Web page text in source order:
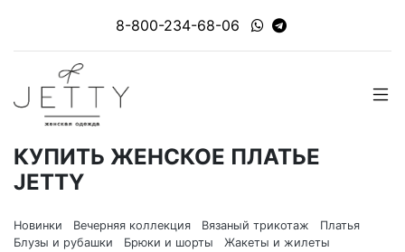
8-800-234-68-06
КУПИТЬ ЖЕНСКОЕ ПЛАТЬЕ
JETTY
Новинки Вечерняя коллекция Вязаный трикотаж
Платья
Блузы и рубашки
Брюки и шорты
Жакеты и жилеты